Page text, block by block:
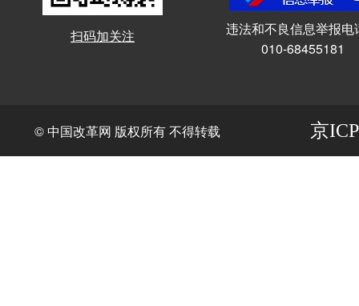
扫码加关注
违法和不良信息举报电
010-68455181
© 中国改革网 版权所有 不得转载 京